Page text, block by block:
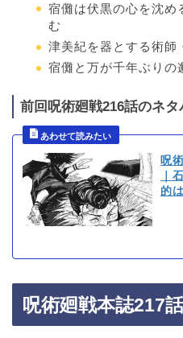
宿儺は伏黒の心を沈め
む
津美紀を器とする術師
宿儺と万が千年ぶりの
前回呪術廻戦216話のネタ
呪
｜
的
呪術廻戦本誌217